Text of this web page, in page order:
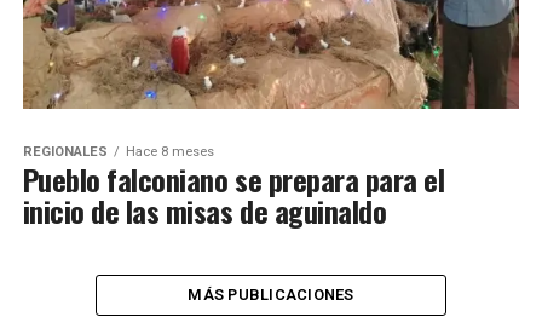
REGIONALES Hace 8 meses
Pueblo falconiano se prepara para el
inicio de las misas de aguinaldo
MÁS PUBLICACIONES